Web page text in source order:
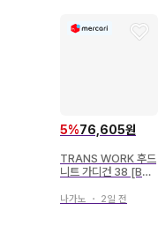
5%76,605원
TRANS WORK 후드
니트 가디건 38 [B50
나가노 ・ 2일 전